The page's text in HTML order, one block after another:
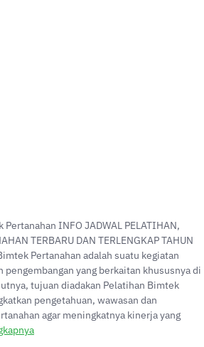
INFO JADWAL PELATIHAN,
TERBARU DAN TERLENGKAP TAHUN
Pertanahan adalah suatu kegiatan
yang berkaitan khususnya di
tujuan diadakan Pelatihan Bimtek
pengetahuan, wawasan dan
agar meningkatnya kinerja yang